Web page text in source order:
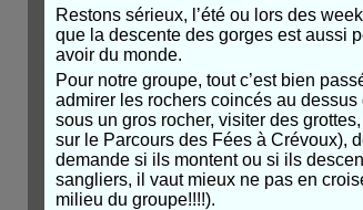
Restons sérieux, l’été ou lors des
que la descente des gorges est aussi
avoir du monde.
Pour notre groupe, tout c’est bien
admirer les rochers coincés au
sous un gros rocher, visiter des
sur le Parcours des Fées à Crévoux),
demande si ils montent ou si ils
sangliers, il vaut mieux ne pas en
milieu du groupe!!!!).